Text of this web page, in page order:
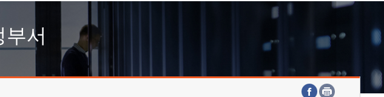
호남권연구본부
연구원 고객헌장
주요업무연락처
부서